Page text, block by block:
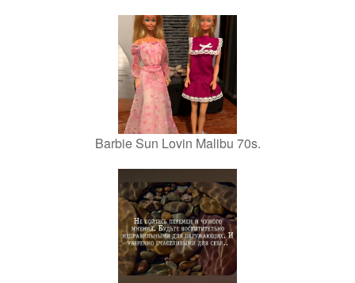
Barbie Sun Lovin Malibu 70s.